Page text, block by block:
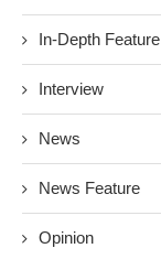
In-Depth Feature
Interview
News
News Feature
Opinion